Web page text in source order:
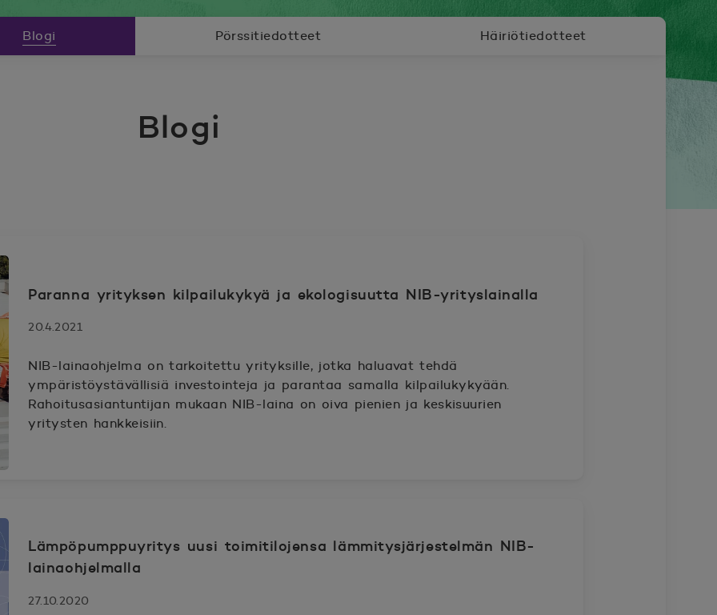
Blogi
Blogi Pörssitiedotteet Häiriötiedotteet
Paranna yrityksen kilpailukykyä ja ekologisuutta NIB-yrityslainalla
20.4.2021
NIB-lainaohjelma on tarkoitettu yrityksille, jotka haluavat tehdä
ympäristöystävällisiä investointeja ja parantaa samalla kilpailukykyään.
Rahoitusasiantuntijan mukaan NIB-laina on oiva pienien ja keskisuurien
yritysten hankkeisiin.
Lämpöpumppuyritys uusi toimitilojensa lämmitysjärjestelmän NIB-
lainaohjelmalla
27.10.2020